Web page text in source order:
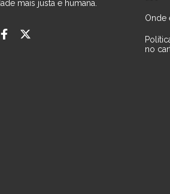
mais justa e humana.
Onde
no